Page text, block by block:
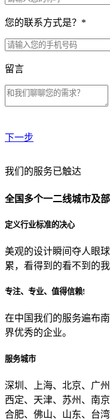
您的联系方式是？ *
留言
下一步
贵公司预算范围是？
贵公司的团队规模是？
目前主要的营销渠道是？
我们的服务已触达
全国多个一二线城市及
定义行业标准的决心
美观的设计瞬间夺人眼
累，看得到的看不到的
专注、专业、值得信赖!
在中国我们的服务遍布
界优秀的企业。
服务城市
深圳、上海、北京、广
西定、天津、苏州、南
合肥、佛山、山东、台